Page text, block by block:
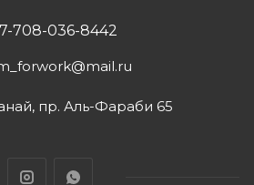
708-036-8442
пр. Аль-Фараби 65